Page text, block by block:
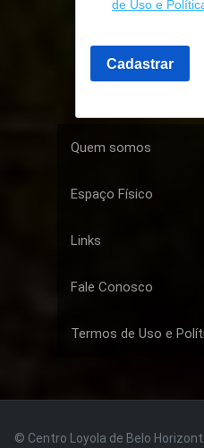
Quem somos
Espaço Físico
Links
Fale Conosco
Termos de Uso e
© Centro Loyola de Belo